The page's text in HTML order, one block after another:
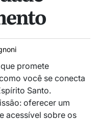
promete
você se conecta
Santo.
oferecer um
acessível sobre os